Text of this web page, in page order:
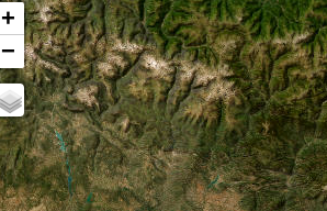
+
−